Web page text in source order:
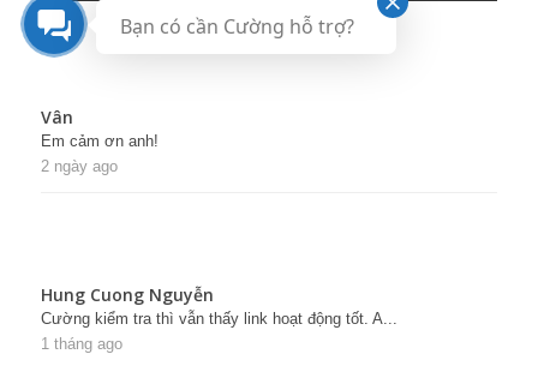
Vân
Em cảm ơn anh!
2 ngày ago
Hung Cuong Nguyễn
Cường kiểm tra thì vẫn thấy link hoạt động tốt. A...
1 tháng ago
Bạn có cần Cường hỗ trợ?